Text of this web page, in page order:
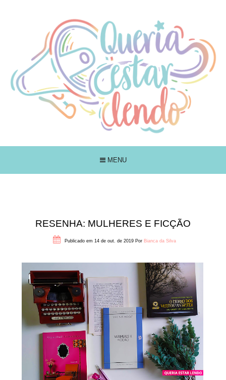
MENU
RESENHA: MULHERES E FICÇÃO
Publicado em 14 de out. de 2019 Por Bianca da Silva